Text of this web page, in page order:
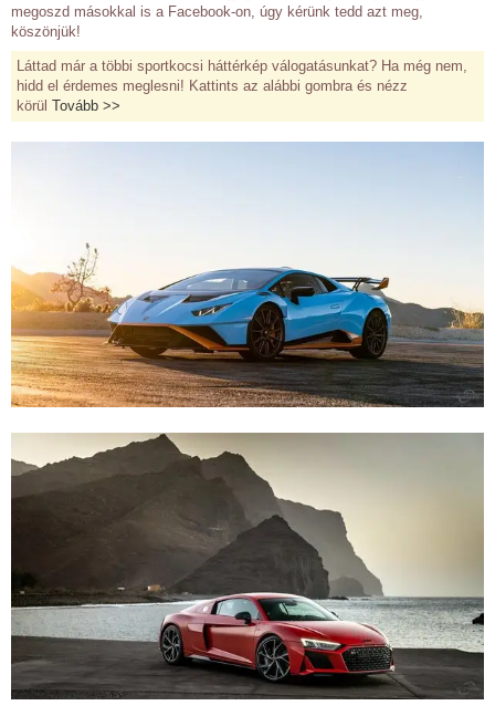
megoszd másokkal is a Facebook-on, úgy kérünk tedd azt meg,
köszönjük!
Láttad már a többi sportkocsi háttérkép válogatásunkat? Ha még nem,
hidd el érdemes meglesni! Kattints az alábbi gombra és nézz
körül Tovább >>